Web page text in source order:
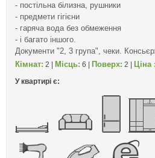
- постільна білизна, рушники
- предмети гігієни
- гаряча вода без обмеження
- і багато іншого.
Документи "2, 3 група", чеки.
Кімнат: 2 | Місць: 6 | Поверх: 2 | Ціна
У квартирі є: